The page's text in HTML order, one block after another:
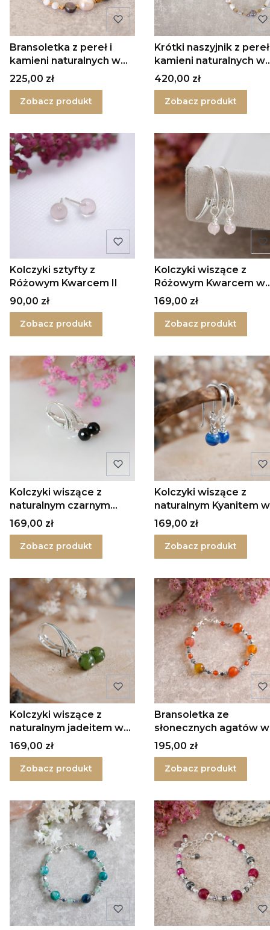
Bransoletka z pereł i
kamieni naturalnych w
srebrze
Cena
225,00 zł
Zobacz produkt
Krótki naszyjnik z
kamieni naturalnych w
srebrze
Cena
420,00 zł
Zobacz produkt
Kolczyki sztyfty z
Różowym Kwarcem II
Cena
90,00 zł
Zobacz produkt
Kolczyki wiszące z
Różowym Kwarcem w
srebrze Mini
Cena
169,00 zł
Zobacz produkt
Kolczyki wiszące z
naturalnym czarnym
Turmalinem w srebrze
Mini
Cena
169,00 zł
Zobacz produkt
Kolczyki wiszące z
naturalnym Kyanitem w
srebrze Mini
Cena
169,00 zł
Zobacz produkt
Kolczyki wiszące z
naturalnym jadeitem w
srebrze Mini
Cena
169,00 zł
Zobacz produkt
Bransoletka ze
słonecznych agatów w
srebrze
Cena
195,00 zł
Zobacz produkt